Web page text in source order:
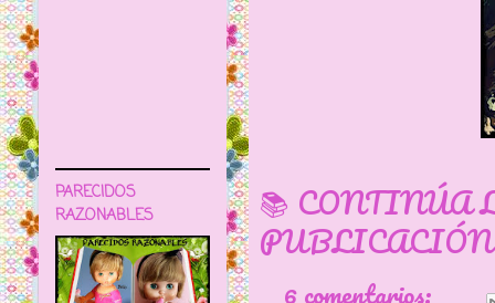
📚 CONTINÚA
6 comentarios:
PARECIDOS
RAZONABLES